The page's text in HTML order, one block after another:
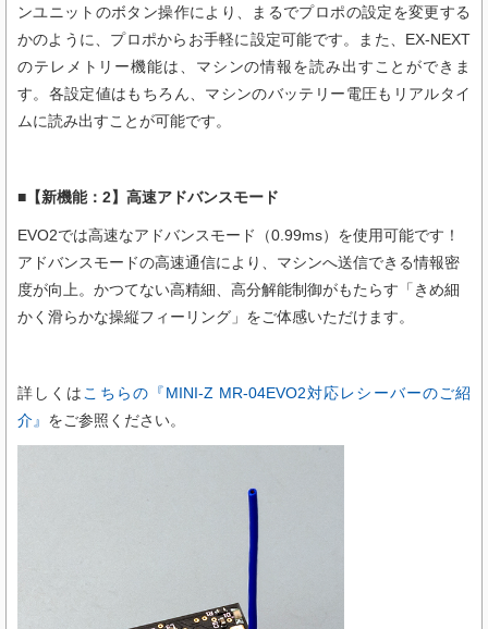
ンユニットのボタン操作により、まるでプロポの設定を変更する
かのように、プロポからお手軽に設定可能です。また、EX-NEXT
のテレメトリー機能は、マシンの情報を読み出すことができま
す。各設定値はもちろん、マシンのバッテリー電圧もリアルタイ
ムに読み出すことが可能です。
■【新機能：2】高速アドバンスモード
EVO2では高速なアドバンスモード（0.99ms）を使用可能です！
アドバンスモードの高速通信により、マシンへ送信できる情報密
度が向上。かつてない高精細、高分解能制御がもたらす「きめ細
かく滑らかな操縦フィーリング」をご体感いただけます。
詳しくは こちらの『MINI-Z MR-04EVO2対応レシーバーのご紹
介』 をご参照ください。